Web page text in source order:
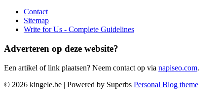
Contact
Sitemap
Write for Us - Complete Guidelines
Adverteren op deze website?
Een artikel of link plaatsen? Neem contact op via napiseo.com.
© 2026 kingele.be | Powered by Superbs Personal Blog theme